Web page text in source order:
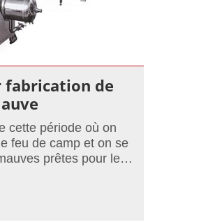
fabrication de
cette période où on
feu de camp et on se
prêtes pour le